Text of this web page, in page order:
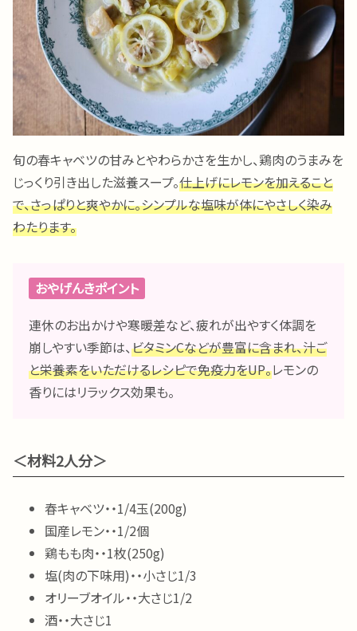
旬の春キャベツの甘みとやわらかさを生かし、鶏肉のうまみを
じっくり引き出した滋養スープ。仕上げにレモンを加えること
で、さっぱりと爽やかに。シンプルな塩味が体にやさしく染み
わたります。
おやげんきポイント
連休のお出かけや寒暖差など、疲れが出やすく体調を
崩しやすい季節は、ビタミンCなどが豊富に含まれ、汁ご
と栄養素をいただけるレシピで免疫力をUP。レモンの
香りにはリラックス効果も。
＜材料2人分＞
春キャベツ・・1/4玉(200g)
国産レモン・・1/2個
鶏もも肉・・1枚(250g)
塩(肉の下味用)・・小さじ1/3
オリーブオイル・・大さじ1/2
酒・・大さじ1